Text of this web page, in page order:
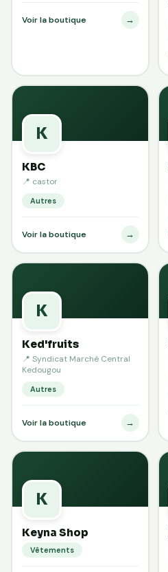
Voir la boutique →
K
KBC
📍 castor
Autres
Voir la boutique →
K
Ked'fruits
📍 Syndicat Marché Central
Kedougou
Autres
Voir la boutique →
K
Keyna Shop
Vêtements